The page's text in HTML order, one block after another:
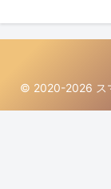
© 2020-2026 ス